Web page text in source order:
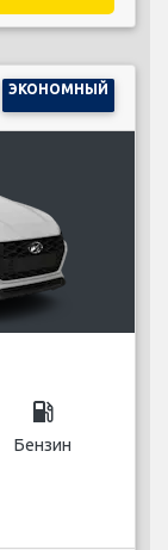
ЭКОНОМНЫЙ
local_gas_station
Бензин